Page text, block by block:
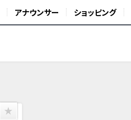
アナウンサー ショッピング